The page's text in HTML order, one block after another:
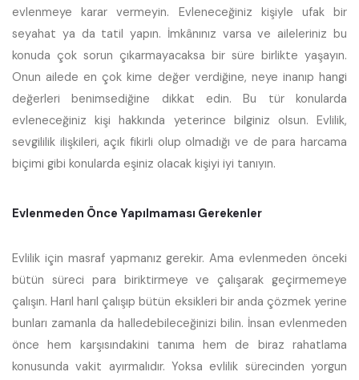
evlenmeye karar vermeyin. Evleneceğiniz kişiyle ufak bir
seyahat ya da tatil yapın. İmkânınız varsa ve aileleriniz bu
konuda çok sorun çıkarmayacaksa bir süre birlikte yaşayın.
Onun ailede en çok kime değer verdiğine, neye inanıp hangi
değerleri benimsediğine dikkat edin. Bu tür konularda
evleneceğiniz kişi hakkında yeterince bilginiz olsun. Evlilik,
sevgililik ilişkileri, açık fikirli olup olmadığı ve de para harcama
biçimi gibi konularda eşiniz olacak kişiyi iyi tanıyın.
Evlenmeden Önce Yapılmaması Gerekenler
Evlilik için masraf yapmanız gerekir. Ama evlenmeden önceki
bütün süreci para biriktirmeye ve çalışarak geçirmemeye
çalışın. Harıl harıl çalışıp bütün eksikleri bir anda çözmek yerine
bunları zamanla da halledebileceğinizi bilin. İnsan evlenmeden
önce hem karşısındakini tanıma hem de biraz rahatlama
konusunda vakit ayırmalıdır. Yoksa evlilik sürecinden yorgun